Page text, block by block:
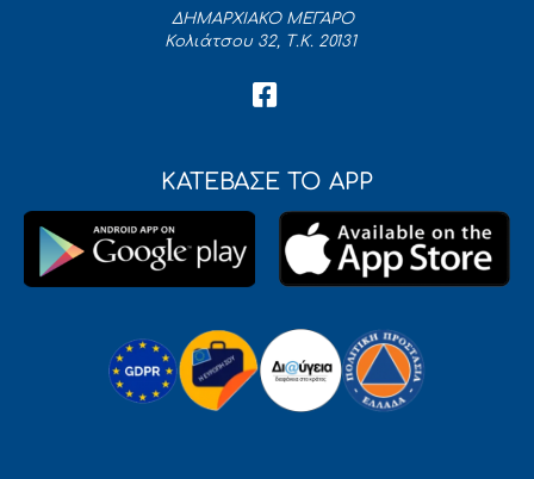
ΔΗΜΑΡΧΙΑΚΟ ΜΕΓΑΡΟ
Κολιάτσου 32, Τ.Κ. 20131
ΚΑΤΕΒΑΣΕ ΤΟ APP